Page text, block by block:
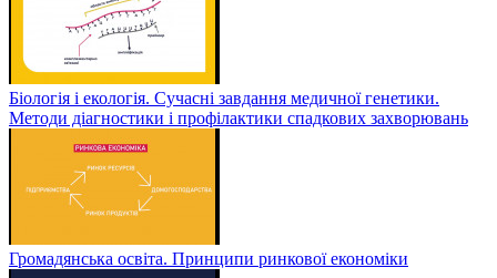
Біологія і екологія. Сучасні завдання медичної генетики.
Методи діагностики і профілактики спадкових захворювань
Громадянська освіта. Принципи ринкової економіки